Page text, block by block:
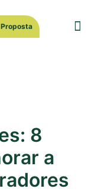
8
a